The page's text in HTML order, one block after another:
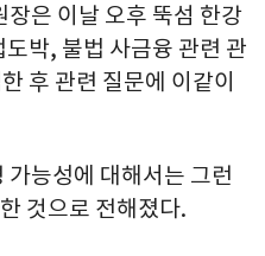
은 이날 오후 뚝섬 한강
박, 불법 사금융 관련 관
후 관련 질문에 이같이
가능성에 대해서는 그런
것으로 전해졌다.